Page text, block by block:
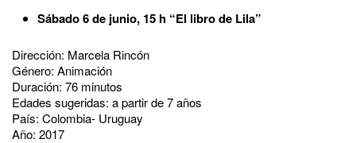
Sábado 6 de junio, 15 h “El libro de Lila”
Dirección: Marcela Rincón
Género: Animación
Duración: 76 minutos
Edades sugeridas: a partir de 7 años
País: Colombia- Uruguay
Año: 2017